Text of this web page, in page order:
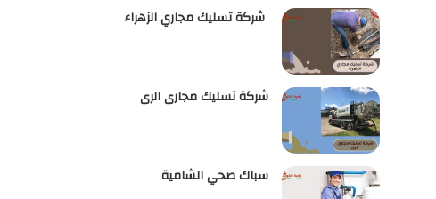
شركة تسليك مجاري الزهراء
شركة تسليك مجارى الرى
سباك صحي الشامية